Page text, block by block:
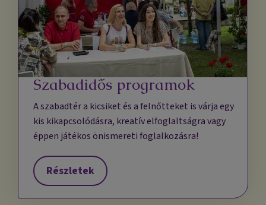
Szabadidős programok
A szabadtér a kicsiket és a felnőtteket is várja egy
kis kikapcsolódásra, kreatív elfoglaltságra vagy
éppen játékos önismereti foglalkozásra!
Részletek